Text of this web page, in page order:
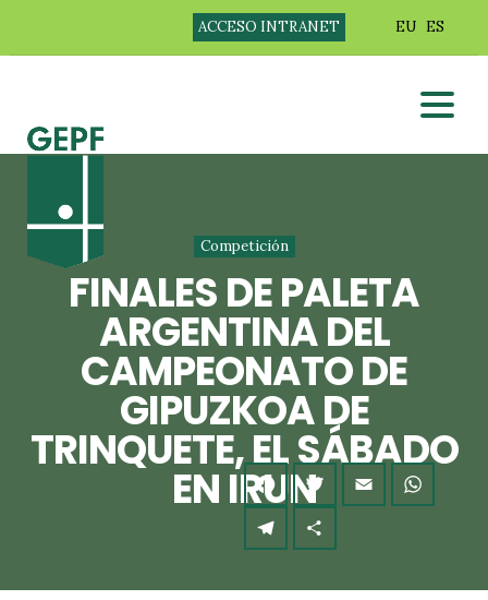
ACCESO INTRANET EU ES
Competición
FINALES DE PALETA
ARGENTINA DEL
CAMPEONATO DE
GIPUZKOA DE
TRINQUETE, EL SÁBADO
EN IRUN